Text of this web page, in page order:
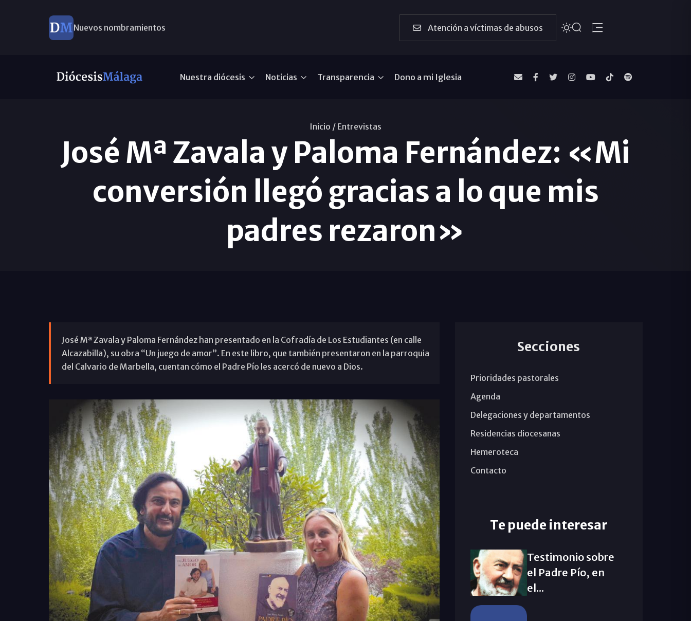
Nuevos nombramientos Atención a víctimas de abusos
Nuestra diócesis Noticias Transparencia Dono a mi Iglesia
Inicio / Entrevistas
José Mª Zavala y Paloma Fernández: «Mi
conversión llegó gracias a lo que mis
padres rezaron»
José Mª Zavala y Paloma Fernández han presentado en la Cofradía de Los Estudiantes (en calle
Alcazabilla), su obra “Un juego de amor”. En este libro, que también presentaron en la parroquia
del Calvario de Marbella, cuentan cómo el Padre Pío les acercó de nuevo a Dios.
Secciones
Prioridades pastorales
Agenda
Delegaciones y departamentos
Residencias diocesanas
Hemeroteca
Contacto
Te puede interesar
Testimonio sobre
el Padre Pío, en
el...